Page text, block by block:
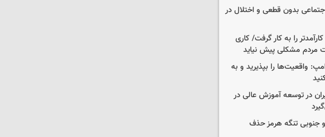
بدون قطعی و اختلال در
را به کار گرفت/ کاری
مردم مشکلی پیش نیاید
واقعیت‌ها را بپذیرید و به
در توسعه آموزش عالی در
جنوبی تنگه هرمز حذف